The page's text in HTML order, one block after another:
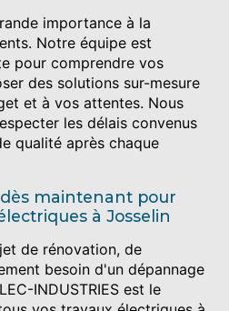
importance à la
Notre équipe est
pour comprendre vos
des solutions sur-mesure
et à vos attentes. Nous
les délais convenus
qualité après chaque
maintenant pour
à Josselin
de rénovation, de
besoin d'un dépannage
INDUSTRIES est le